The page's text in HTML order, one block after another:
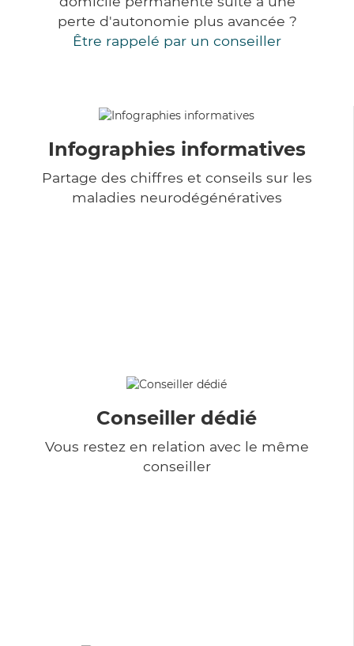
perte d'autonomie plus avancée ?
Être rappelé par un conseiller
Infographies informatives
Partage des chiffres et conseils sur les
maladies neurodégénératives
Conseiller dédié
Vous restez en relation avec le même
conseiller